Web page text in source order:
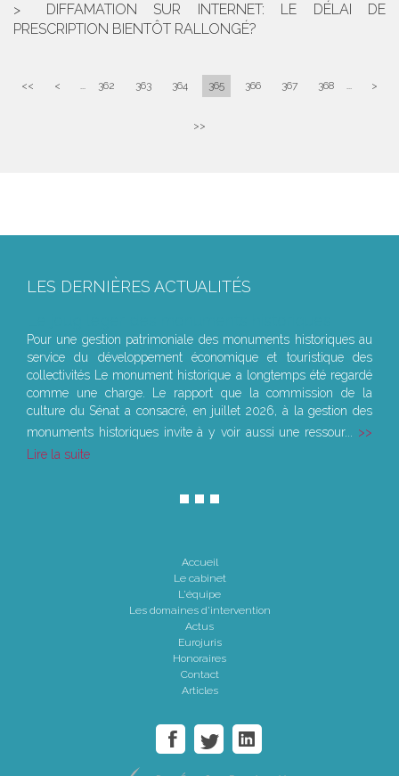
DIFFAMATION SUR INTERNET: LE DÉLAI DE
PRESCRIPTION BIENTÔT RALLONGÉ?
<< < ... 362 363 364 365 366 367 368 ... >
>>
LES DERNIÈRES ACTUALITÉS
Pour une gestion patrimoniale des monuments historiques au
service du développement économique et touristique des
collectivités Le monument historique a longtemps été regardé
comme une charge. Le rapport que la commission de la
culture du Sénat a consacré, en juillet 2026, à la gestion des
monuments historiques invite à y voir aussi une ressour...
Lire la suite
Accueil
Le cabinet
L'équipe
Les domaines d'intervention
Actus
Eurojuris
Honoraires
Contact
Articles